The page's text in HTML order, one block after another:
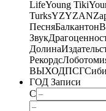
LifeYoung Tiki
TurksYZYZAN
ПесняБалкантон
Звук
Долина
Рекордс
ВЫХОДПСГ
ГОД Записи
С